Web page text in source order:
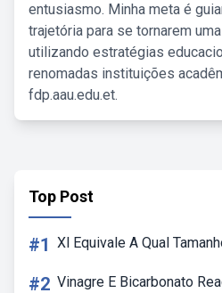
entusiasmo. Minha meta é
trajetória para se tornarem
utilizando estratégias
renomadas instituições
fdp.aau.edu.et.
Top Post
#1 Xl Equivale A Qual
#2 Vinagre E Bicarbonato